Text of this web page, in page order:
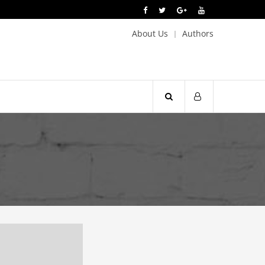
About Us Authors